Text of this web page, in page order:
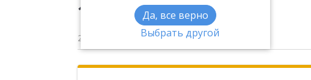
Да, все верно
Выбрать другой
10.3.
28.03.2014